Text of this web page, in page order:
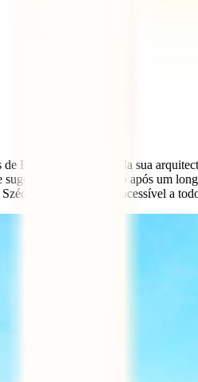
não só pela sua
um mergulho após um
é algo que é acessível a